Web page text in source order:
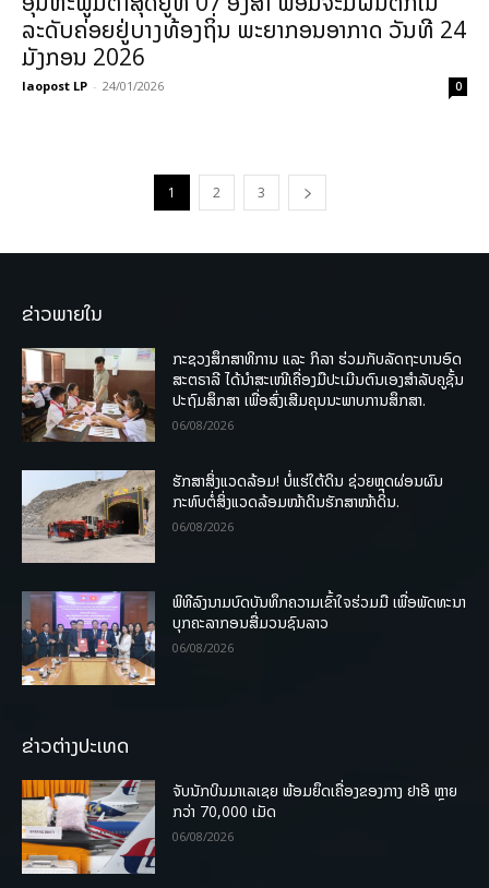
ລະດັບຄ່ອຍຢູ່ບາງທ້ອງຖິ່ນ ພະຍາກອນອາກາດ ວັນທີ 24
ມັງກອນ 2026
laopost LP - 24/01/2026 0
1 2 3
ຂ່າວພາຍໃນ
ກະຊວງສຶກສາທິການ ແລະ ກິລາ ຮ່ວມກັບລັດຖະບານອົດ
ສະຕຣາລີ ໄດ້ນຳສະເໜີເຄື່ອງມືປະເມີນຕົນເອງສຳລັບຄູຊັ້ນ
ປະຖົມສຶກສາ ເພື່ອສົ່ງເສີມຄຸນນະພາບການສຶກສາ.
06/08/2026
ຮັກສາສິ່ງແວດລ້ອມ! ບໍ່ແຮ່ໃຕ້ດິນ ຊ່ວຍຫຼຸດຜ່ອນຜົນ
ກະທົບຕໍ່ສິ່ງແວດລ້ອມໜ້າດິນຮັກສາໜ້າດິນ.
06/08/2026
ພິທີລົງນາມບົດບັນທຶກຄວາມເຂົ້າໃຈຮ່ວມມື ເພື່ອພັດທະນາ
ບຸກຄະລາກອນສື່ມວນຊົນລາວ
06/08/2026
ຂ່າວຕ່າງປະເທດ
ຈັບນັກບິນມາເລເຊຍ ພ້ອມຍຶດເຄື່ອງຂອງກາງ ຢາອີ ຫຼາຍ
ກວ່າ 70,000 ເມັດ
06/08/2026